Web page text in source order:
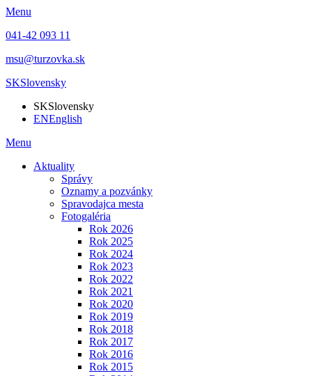
Menu
041-42 093 11
msu@turzovka.sk
SKSlovensky
SKSlovensky
ENEnglish
Menu
Aktuality
Správy
Oznamy a pozvánky
Spravodajca mesta
Fotogaléria
Rok 2026
Rok 2025
Rok 2024
Rok 2023
Rok 2022
Rok 2021
Rok 2020
Rok 2019
Rok 2018
Rok 2017
Rok 2016
Rok 2015